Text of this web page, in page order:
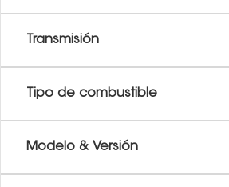
Transmisión
Tipo de combustible
Modelo & Versión